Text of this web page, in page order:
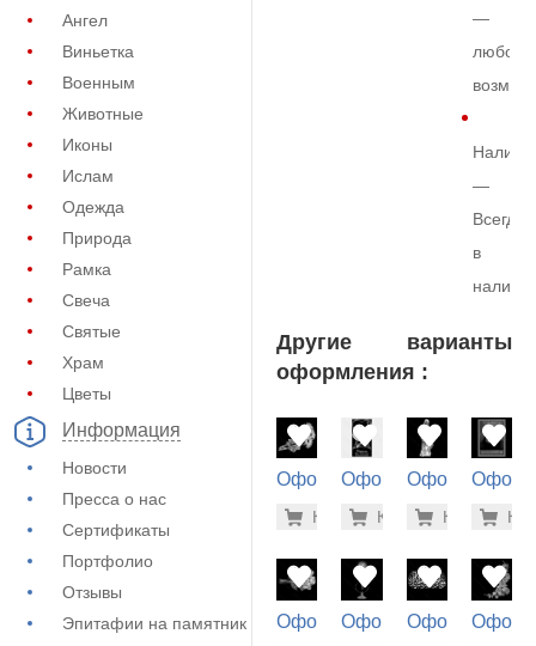
Ангел
Виньетка
Военным
Животные
Иконы
Ислам
Одежда
Природа
Рамка
Свеча
Святые
Храм
Цветы
Информация
Новости
Пресса о нас
Сертификаты
Портфолио
Отзывы
Эпитафии на памятник
—
любой
—
Всегда
в
Другие варианты
оформления :
Оформление
(71-460)
-7% 500 руб.
Купить
Оформление
(72-624)
-7%
Купить
Оформление
(71-936)
-
Купить(73-
ОформлениеОформлениеОформление